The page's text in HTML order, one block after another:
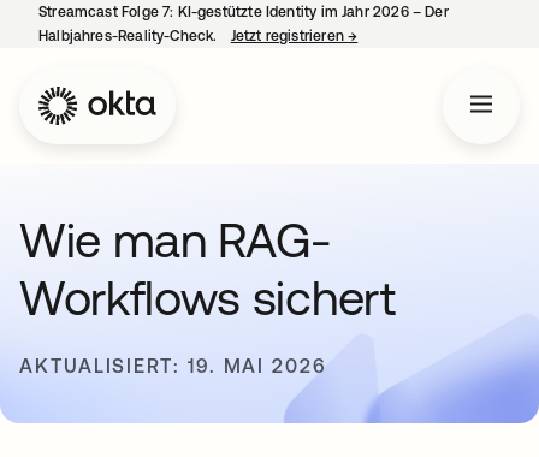
Streamcast Folge 7: KI-gestützte Identity im Jahr 2026 – Der
Halbjahres-Reality-Check.
Jetzt registrieren→
Wie man RAG-
Workflows sichert
AKTUALISIERT: 19. MAI 2026